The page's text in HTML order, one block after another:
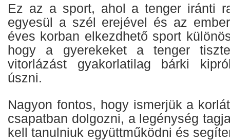
Ez az a sport, ahol a tenger iránti
egyesül a szél erejével és az
éves korban elkezdhető sport
hogy a gyerekeket a tenger
vitorlázást gyakorlatilag bárki
úszni.
Nagyon fontos, hogy ismerjük a
csapatban dolgozni, a legénység
kell tanulniuk együttműködni és